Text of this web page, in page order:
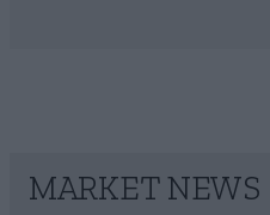
MARKET NEWS